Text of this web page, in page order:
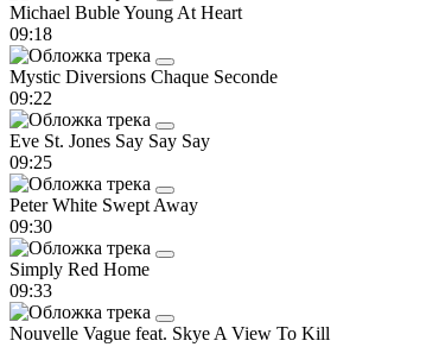
Michael BubleYoung At Heart
09:18
Mystic Diversions Chaque Seconde
09:22
Eve St. Jones Say Say Say
09:25
Peter White Swept Away
09:30
Simply Red Home
09:33
Nouvelle Vague feat. Skye A View To Kill